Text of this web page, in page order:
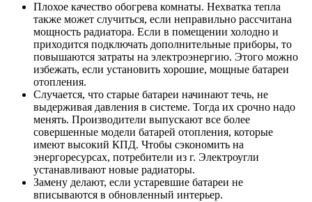
Плохое качество обогрева комнаты. Нехватка тепла
также может случиться, если неправильно рассчитана
мощность радиатора. Если в помещении холодно и
приходится подключать дополнительные приборы, то
повышаются затраты на электроэнергию. Этого можно
избежать, если установить хорошие, мощные батареи
отопления.
Случается, что старые батареи начинают течь, не
выдерживая давления в системе. Тогда их срочно надо
менять. Производители выпускают все более
совершенные модели батарей отопления, которые
имеют высокий КПД. Чтобы сэкономить на
энергоресурсах, потребители из г. Электроугли
устанавливают новые радиаторы.
Замену делают, если устаревшие батареи не
вписываются в обновленный интерьер.